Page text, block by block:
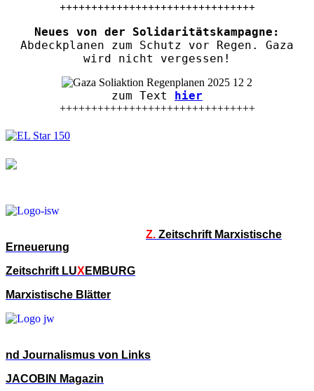
+++++++++++++++++++++++++++++++
Neues von der Solidaritätskampagne:
Abdeckplanen zum Schutz vor Regen. Gaza
wird nicht vergessen!
zum Text hier
+++++++++++++++++++++++++++++++
Z. Zeitschrift Marxistische
Erneuerung
Zeitschrift LUX EMBURG
Marxistische Blätter
nd Journalismus von Links
JACOBIN Magazin